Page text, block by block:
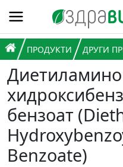
Премини към
Горна
Главна
НАЧАЛО
ПРОДУКТИ ДРУГИ
Диетиламино
бензоат
Benzoate)